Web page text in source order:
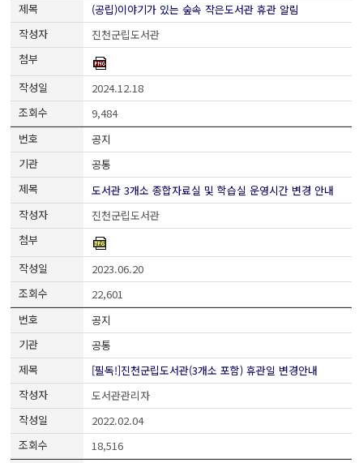
(공립)이야기가 있는 숲속 작은도서관 휴관 알림
진천군립도서관
2024.12.18
9,484
공지
공통
도서관 3개소 종합자료실 및 학습실 운영시간 변경 안내
진천군립도서관
2023.06.20
22,601
공지
공통
[필독!]진천군립도서관(3개소 포함) 휴관일 변경안내
도서관관리자
2022.02.04
18,516